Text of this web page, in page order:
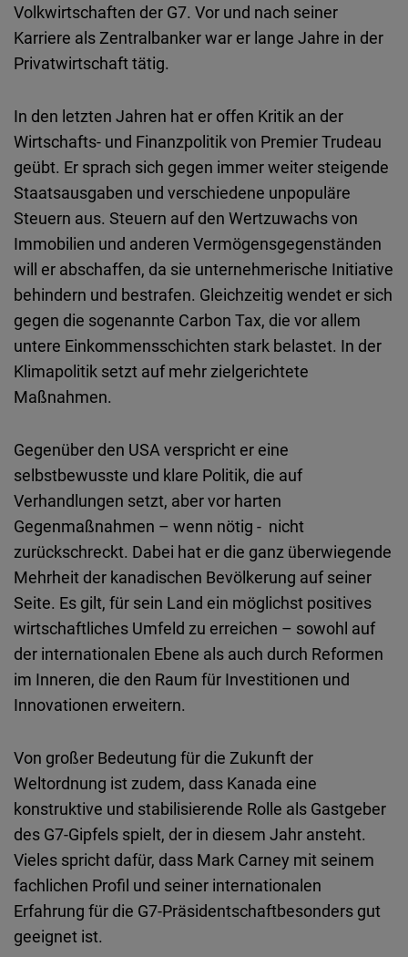
Volkwirtschaften der G7. Vor und nach seiner
Karriere als Zentralbanker war er lange Jahre in der
Privatwirtschaft tätig.
In den letzten Jahren hat er offen Kritik an der
Wirtschafts- und Finanzpolitik von Premier Trudeau
geübt. Er sprach sich gegen immer weiter steigende
Staatsausgaben und verschiedene unpopuläre
Steuern aus. Steuern auf den Wertzuwachs von
Immobilien und anderen Vermögensgegenständen
will er abschaffen, da sie unternehmerische Initiative
behindern und bestrafen. Gleichzeitig wendet er sich
gegen die sogenannte Carbon Tax, die vor allem
untere Einkommensschichten stark belastet. In der
Klimapolitik setzt auf mehr zielgerichtete
Maßnahmen.
Gegenüber den USA verspricht er eine
selbstbewusste und klare Politik, die auf
Verhandlungen setzt, aber vor harten
Gegenmaßnahmen – wenn nötig - nicht
zurückschreckt. Dabei hat er die ganz überwiegende
Mehrheit der kanadischen Bevölkerung auf seiner
Seite. Es gilt, für sein Land ein möglichst positives
wirtschaftliches Umfeld zu erreichen – sowohl auf
der internationalen Ebene als auch durch Reformen
im Inneren, die den Raum für Investitionen und
Innovationen erweitern.
Von großer Bedeutung für die Zukunft der
Weltordnung ist zudem, dass Kanada eine
konstruktive und stabilisierende Rolle als Gastgeber
des G7-Gipfels spielt, der in diesem Jahr ansteht.
Vieles spricht dafür, dass Mark Carney mit seinem
fachlichen Profil und seiner internationalen
Erfahrung für die G7-Präsidentschaftbesonders gut
geeignet ist.